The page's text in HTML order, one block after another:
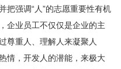
把强调“人”的志愿重要性有机
企业员工不仅仅是企业的主
尊重人、理解人来凝聚人
情，开发人的潜能，来极大